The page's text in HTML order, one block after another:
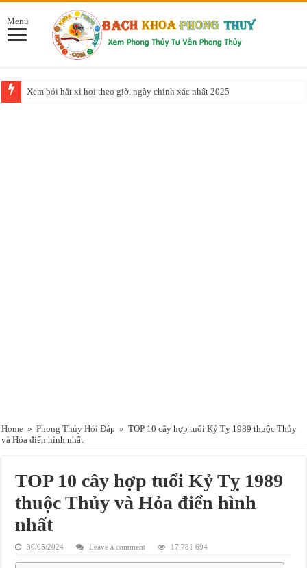
Menu
Xem bói hắt xì hơi theo giờ, ngày chính xác nhất 2025
Home » Phong Thủy Hỏi Đáp » TOP 10 cây hợp tuổi Kỷ Tỵ 1989 thuộc Thủy
và Hỏa điển hình nhất
TOP 10 cây hợp tuổi Kỷ Tỵ 1989
thuộc Thủy và Hỏa điển hình
nhất
30/05/2024 Leave a comment 17,781 694